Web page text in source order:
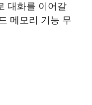
대화를 이어갈
메모리 기능 무